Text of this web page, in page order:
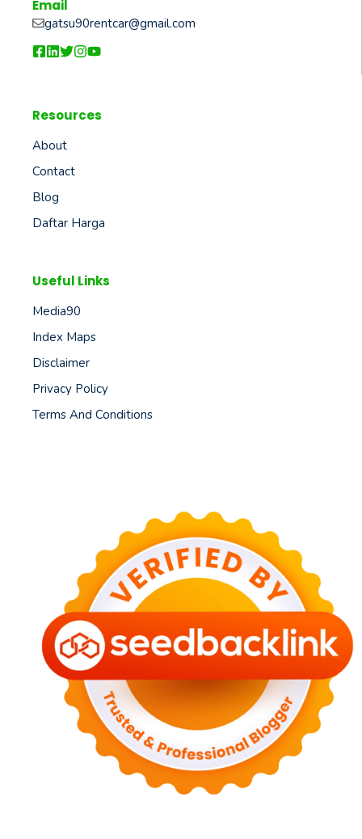
Email
gatsu90rentcar@gmail.com
Resources
About
Contact
Blog
Daftar Harga
Useful Links
Media90
Index Maps
Disclaimer
Privacy Policy
Terms And Conditions